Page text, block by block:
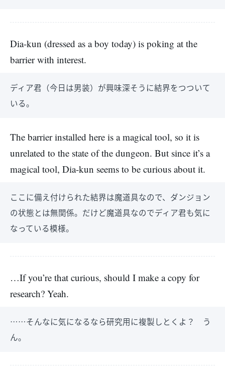
Dia-kun (dressed as a boy today) is poking at the
barrier with interest.
ディア君（今日は男装）が興味深そうに結界をつついて
いる。
The barrier installed here is a magical tool, so it is
unrelated to the state of the dungeon. But since it’s a
magical tool, Dia-kun seems to be curious about it.
ここに備え付けられた結界は魔道具なので、ダンジョン
の状態とは無関係。だけど魔道具なのでディア君も気に
なっている模様。
…If you’re that curious, should I make a copy for
research? Yeah.
……そんなに気になるなら研究用に複製しとくよ？ う
ん。